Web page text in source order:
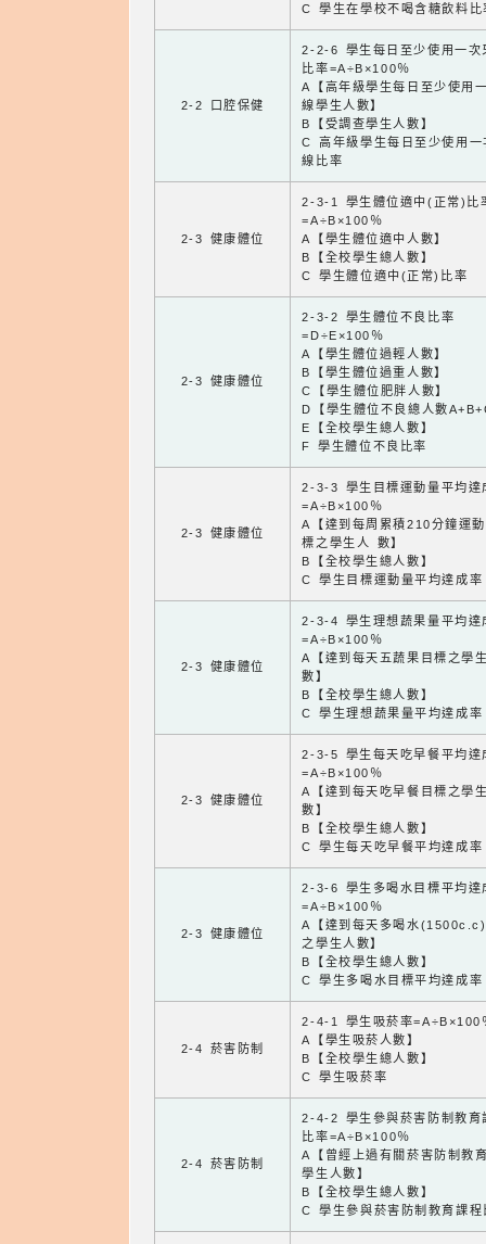
C 學生在學校不喝含糖飲料比
2-2 口腔保健
2-2-6 學生每日至少使用一次
比率=A÷B×100％
A【高年級學生每日至少使用
線學生人數】
B【受調查學生人數】
C 高年級學生每日至少使用一
線比率
2-3 健康體位
2-3-1 學生體位適中(正常)比
=A÷B×100％
A【學生體位適中人數】
B【全校學生總人數】
C 學生體位適中(正常)比率
2-3 健康體位
2-3-2 學生體位不良比率
=D÷E×100％
A【學生體位過輕人數】
B【學生體位過重人數】
C【學生體位肥胖人數】
D【學生體位不良總人數
E【全校學生總人數】
F 學生體位不良比率
2-3 健康體位
2-3-3 學生目標運動量平均達
=A÷B×100％
A【達到每周累積210分鐘運
標之學生人 數】
B【全校學生總人數】
C 學生目標運動量平均達成率
2-3 健康體位
2-3-4 學生理想蔬果量平均達
=A÷B×100％
A【達到每天五蔬果目標之學
數】
B【全校學生總人數】
C 學生理想蔬果量平均達成率
2-3 健康體位
2-3-5 學生每天吃早餐平均達
=A÷B×100％
A【達到每天吃早餐目標之學
數】
B【全校學生總人數】
C 學生每天吃早餐平均達成率
2-3 健康體位
2-3-6 學生多喝水目標平均達
=A÷B×100％
A【達到每天多喝水
之學生人數】
B【全校學生總人數】
C 學生多喝水目標平均達成率
2-4 菸害防制
2-4-1 學生吸菸率=A÷B×100
A【學生吸菸人數】
B【全校學生總人數】
C 學生吸菸率
2-4 菸害防制
2-4-2 學生參與菸害防制教育
比率=A÷B×100％
A【曾經上過有關菸害防制教
學生人數】
B【全校學生總人數】
C 學生參與菸害防制教育課程